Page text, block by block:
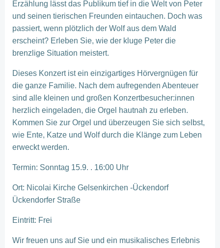
Erzählung lässt das Publikum tief in die Welt von Peter
und seinen tierischen Freunden eintauchen. Doch was
passiert, wenn plötzlich der Wolf aus dem Wald
erscheint? Erleben Sie, wie der kluge Peter die
brenzlige Situation meistert.
Dieses Konzert ist ein einzigartiges Hörvergnügen für
die ganze Familie. Nach dem aufregenden Abenteuer
sind alle kleinen und großen Konzertbesucher:innen
herzlich eingeladen, die Orgel hautnah zu erleben.
Kommen Sie zur Orgel und überzeugen Sie sich selbst,
wie Ente, Katze und Wolf durch die Klänge zum Leben
erweckt werden.
Termin: Sonntag 15.9. . 16:00 Uhr
Ort: Nicolai Kirche Gelsenkirchen -Ückendorf
Ückendorfer Straße
Eintritt: Frei
Wir freuen uns auf Sie und ein musikalisches Erlebnis